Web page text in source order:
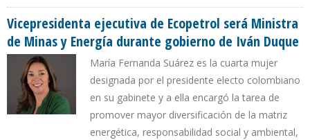
Vicepresidenta ejecutiva de Ecopetrol será Ministra
de Minas y Energía durante gobierno de Iván Duque
María Fernanda Suárez es la cuarta mujer
designada por el presidente electo colombiano
en su gabinete y a ella encargó la tarea de
promover mayor diversificación de la matriz
energética, responsabilidad social y ambiental,